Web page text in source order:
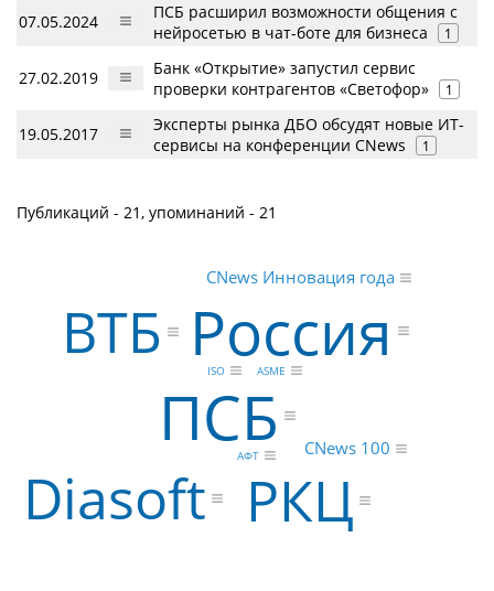
07.05.2024
ПСБ расширил возможности общения с
нейросетью в чат-боте для бизнеса
1
27.02.2019
Банк «Открытие» запустил сервис
проверки контрагентов «Светофор»
1
19.05.2017
Эксперты рынка ДБО обсудят новые ИТ-
сервисы на конференции CNews
1
Публикаций - 21, упоминаний - 21
ПСБ
Россия
Diasoft РКЦ
ВТБ
CNews 100
CNews Инновация года
ASME
ISO
АФТ